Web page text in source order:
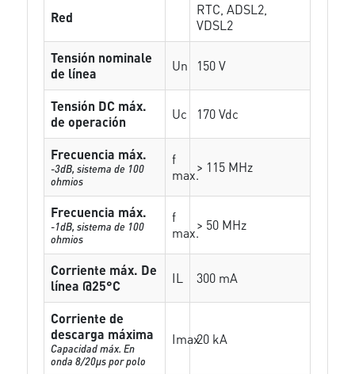
Red
RTC, ADSL2,
VDSL2
Tensión nominale
de línea
Un 150 V
Tensión DC máx.
de operación
Uc 170 Vdc
Frecuencia máx.
-3dB, sistema de 100
ohmios
f
max.> 115 MHz
Frecuencia máx.
-1dB, sistema de 100
ohmios
f
max.> 50 MHz
Corriente máx. De
línea @25°C
IL 300 mA
Corriente de
descarga máxima
Capacidad máx. En
onda 8/20µs por polo
Imax20 kA